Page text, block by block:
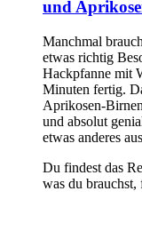
und
Manchmal
etwas richtig
Hackpfanne mit
Minuten fertig.
Aprikosen-
und absolut
etwas anderes
Du findest das
was du brauchst,